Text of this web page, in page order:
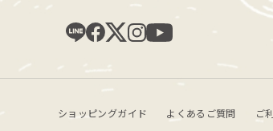
ショッピングガイド よくあるご質問 ご